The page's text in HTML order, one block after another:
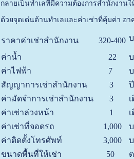
กลายเป็นทำเลที่มีความต้องการสำนักงานใ
ด้วยจุดเด่นด้านทำเลและค่าเช่าที่คุ้มค่า อ
ราคาค่าเช่าสำนักงาน 320-400
ค่าน้ำ 22
ค่าไฟฟ้า
7
สัญญาการเช่าสำนักงาน
3
ปี
ค่ามัดจำการเช่าสำนักงาน
3
ค่าเช่าล่วงหน้า
1
ค่าเช่าที่จอดรถ
1,000
ค่าติดตั้งโทรศัพท์
3,000
ขนาดพื้นที่ให้เช่า
50